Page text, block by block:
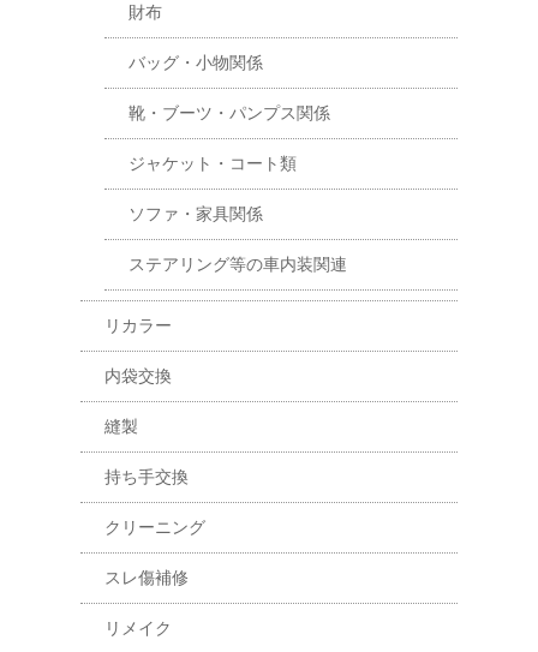
財布
バッグ・小物関係
靴・ブーツ・パンプス関係
ジャケット・コート類
ソファ・家具関係
ステアリング等の車内装関連
リカラー
内袋交換
縫製
持ち手交換
クリーニング
スレ傷補修
リメイク